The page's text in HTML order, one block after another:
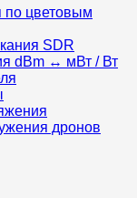
по цветовым
SDR
dBm ↔ мВт / Вт
дронов